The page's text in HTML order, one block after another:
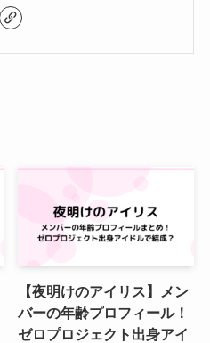
【夜明けのアイリス】メン
バーの年齢プロフィール！
ゼロプロジェクト出身アイ